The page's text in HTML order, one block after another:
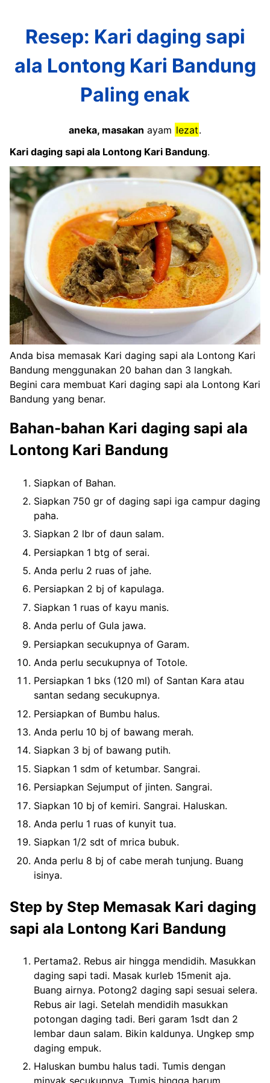
Resep: Kari daging sapi
ala Lontong Kari Bandung
Paling enak
aneka, masakan ayam lezat.
Kari daging sapi ala Lontong Kari Bandung.
Anda bisa memasak Kari daging sapi ala Lontong Kari
Bandung menggunakan 20 bahan dan 3 langkah.
Begini cara membuat Kari daging sapi ala Lontong Kari
Bandung yang benar.
Bahan-bahan Kari daging sapi ala
Lontong Kari Bandung
Siapkan of Bahan.
Siapkan 750 gr of daging sapi iga campur daging
paha.
Siapkan 2 lbr of daun salam.
Persiapkan 1 btg of serai.
Anda perlu 2 ruas of jahe.
Persiapkan 2 bj of kapulaga.
Siapkan 1 ruas of kayu manis.
Anda perlu of Gula jawa.
Persiapkan secukupnya of Garam.
Anda perlu secukupnya of Totole.
Persiapkan 1 bks (120 ml) of Santan Kara atau
santan sedang secukupnya.
Persiapkan of Bumbu halus.
Anda perlu 10 bj of bawang merah.
Siapkan 3 bj of bawang putih.
Siapkan 1 sdm of ketumbar. Sangrai.
Persiapkan Sejumput of jinten. Sangrai.
Siapkan 10 bj of kemiri. Sangrai. Haluskan.
Anda perlu 1 ruas of kunyit tua.
Siapkan 1/2 sdt of mrica bubuk.
Anda perlu 8 bj of cabe merah tunjung. Buang
isinya.
Step by Step Memasak Kari daging
sapi ala Lontong Kari Bandung
Pertama2. Rebus air hingga mendidih. Masukkan
daging sapi tadi. Masak kurleb 15menit aja.
Buang airnya. Potong2 daging sapi sesuai selera.
Rebus air lagi. Setelah mendidih masukkan
potongan daging tadi. Beri garam 1sdt dan 2
lembar daun salam. Bikin kaldunya. Ungkep smp
daging empuk.
Haluskan bumbu halus tadi. Tumis dengan